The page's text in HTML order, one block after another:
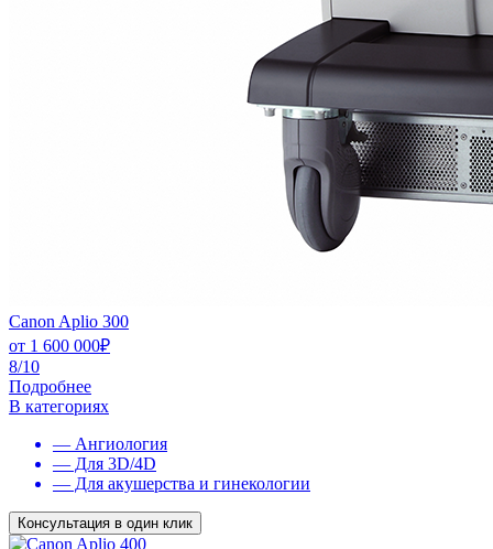
Canon Aplio 300
от 1 600 000₽
8/10
Подробнее
В категориях
— Ангиология
— Для 3D/4D
— Для акушерства и гинекологии
Консультация в один клик